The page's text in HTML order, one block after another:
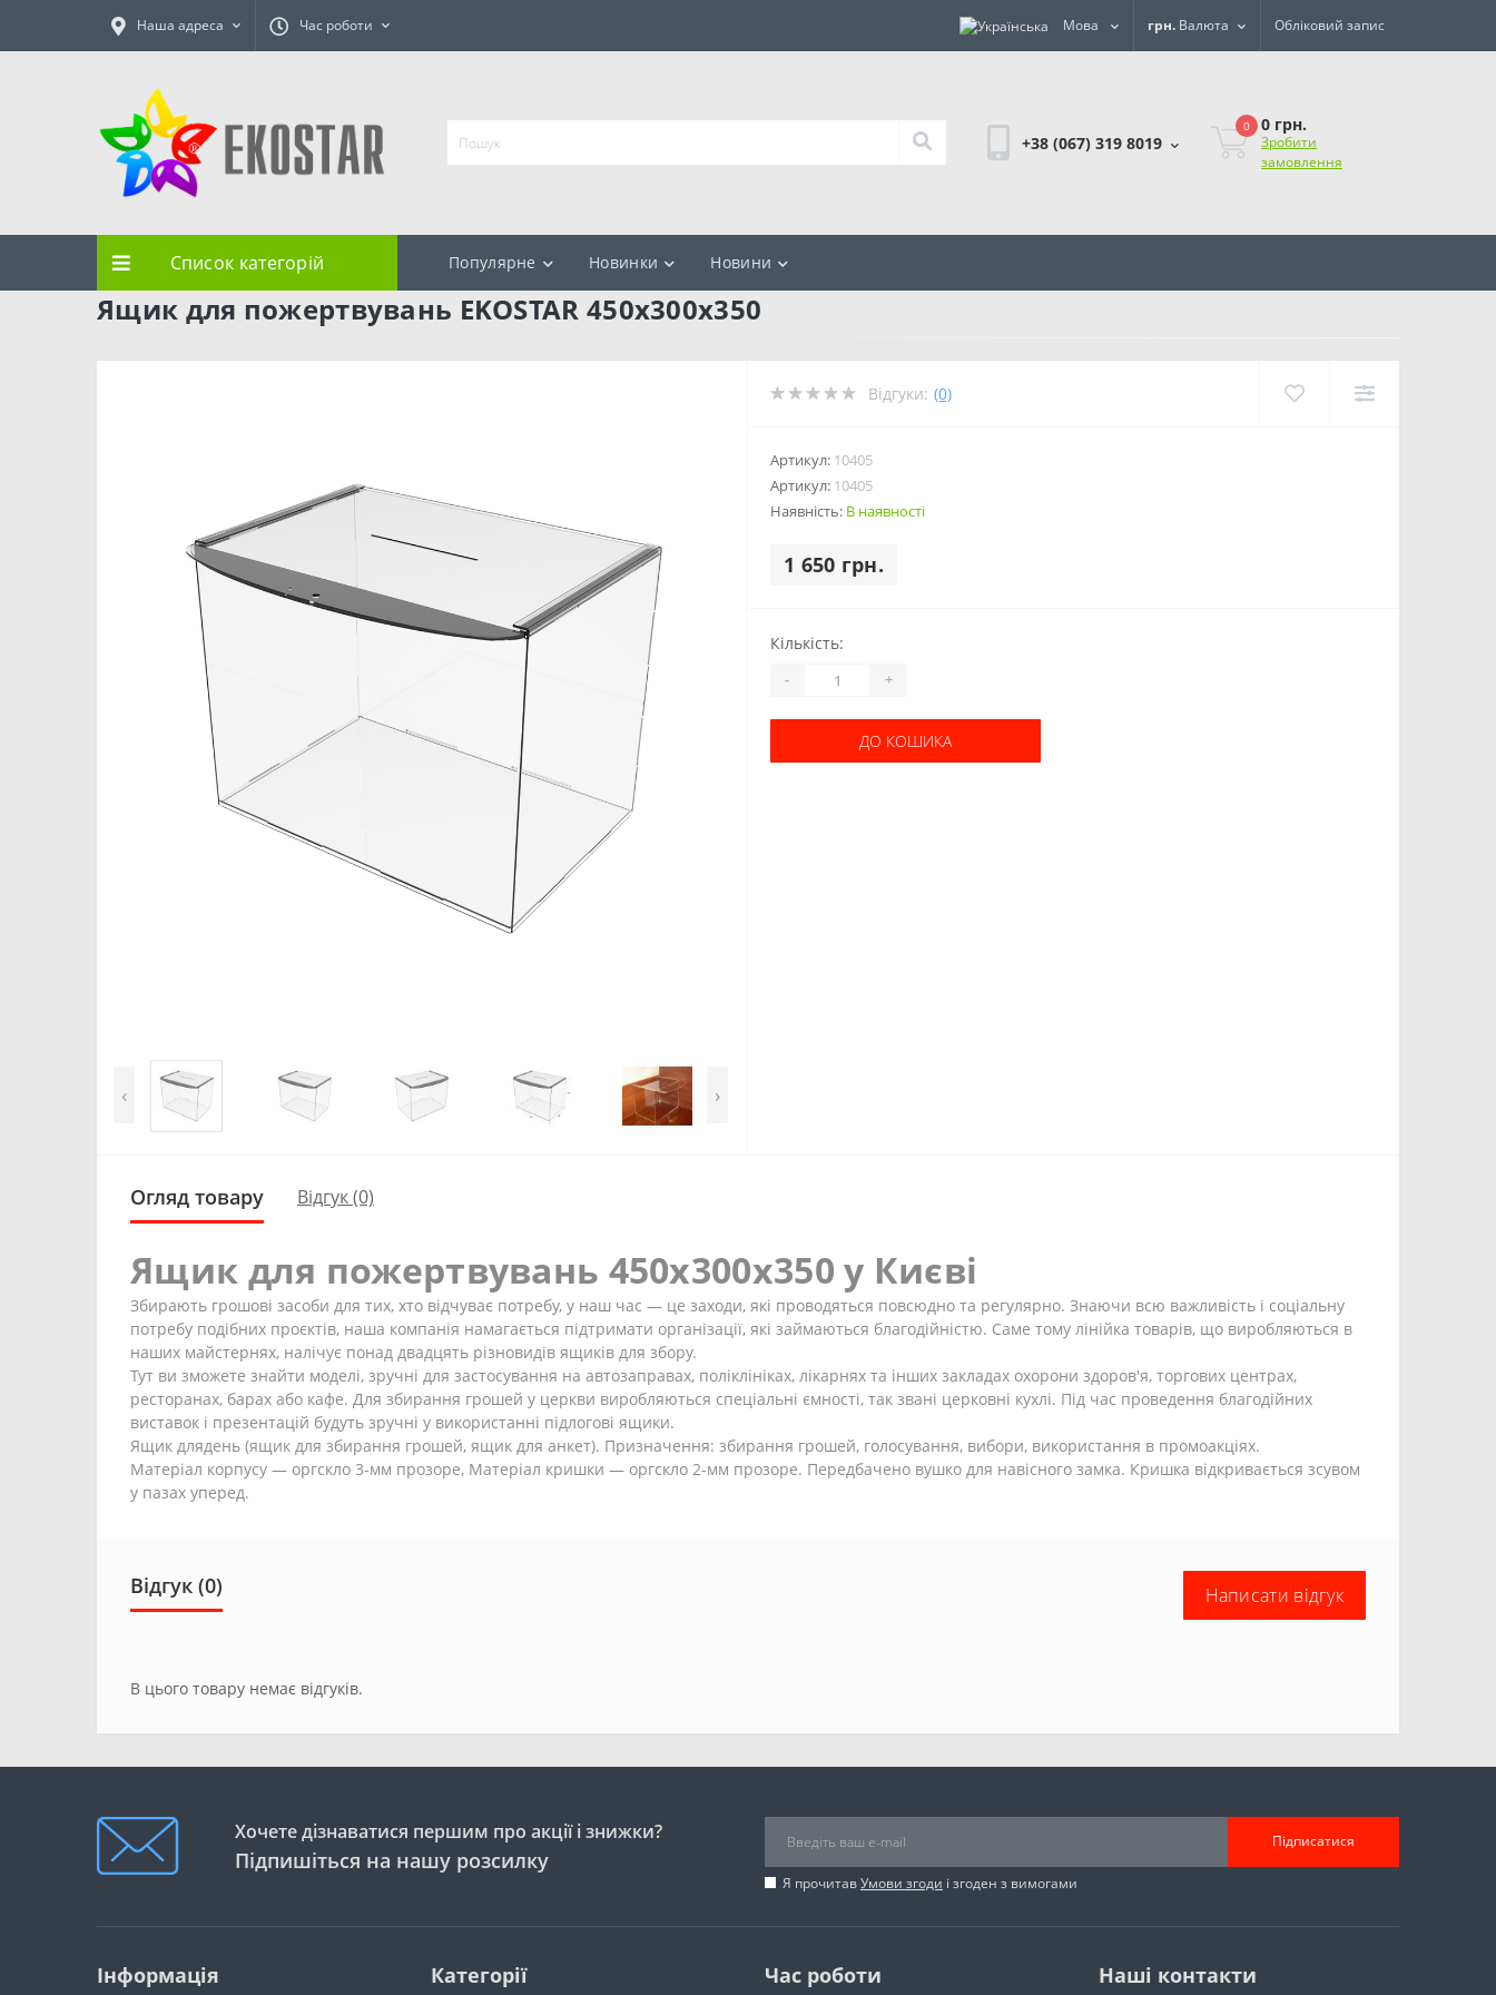
Наша адреса Час роботи Мова грн. Валюта Обліковий запис
+38 (067) 319 8019
0 0 грн.
Зробити
замовлення
Список категорій Популярне Новинки Новини
Ящик для пожертвувань EKOSTAR 450х300х350
‹ ›
Відгуки: (0)
Артикул: 10405
Артикул: 10405
Наявність: В наявності
1 650 грн.
Кількість:
- +
ДО КОШИКА
Огляд товару Відгук (0)
Ящик для пожертвувань 450х300х350 у Києві
Збирають грошові засоби для тих, хто відчуває потребу, у наш час — це заходи, які проводяться повсюдно та регулярно. Знаючи всю важливість і соціальну
потребу подібних проєктів, наша компанія намагається підтримати організації, які займаються благодійністю. Саме тому лінійка товарів, що виробляються в
наших майстернях, налічує понад двадцять різновидів ящиків для збору.
Тут ви зможете знайти моделі, зручні для застосування на автозаправах, поліклініках, лікарнях та інших закладах охорони здоров'я, торгових центрах,
ресторанах, барах або кафе. Для збирання грошей у церкви виробляються спеціальні ємності, так звані церковні кухлі. Під час проведення благодійних
виставок і презентацій будуть зручні у використанні підлогові ящики.
Ящик длядень (ящик для збирання грошей, ящик для анкет). Призначення: збирання грошей, голосування, вибори, використання в промоакціях.
Матеріал корпусу — оргскло 3-мм прозоре, Матеріал кришки — оргскло 2-мм прозоре. Передбачено вушко для навісного замка. Кришка відкривається зсувом
у пазах уперед.
Відгук (0) Написати відгук
В цього товару немає відгуків.
Хочете дізнаватися першим про акції і знижки?
Підпишіться на нашу розсилку
Підписатися
Я прочитавУмови згоди і згоден з вимогами
Інформація Категорії Час роботи Наші контакти